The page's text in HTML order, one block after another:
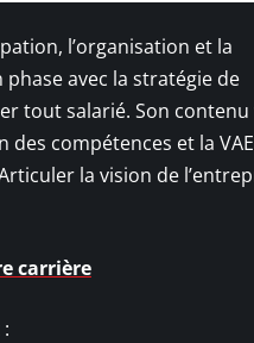
l’organisation et la
avec la stratégie de
tout salarié. Son contenu
compétences et la
la vision de
carrière